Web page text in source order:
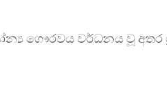
ගෞරවය වර්ධනය වූ අතර